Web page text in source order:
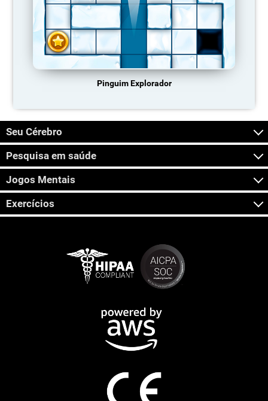
Pinguim Explorador
Seu Cérebro
Pesquisa em saúde
Jogos Mentais
Exercícios